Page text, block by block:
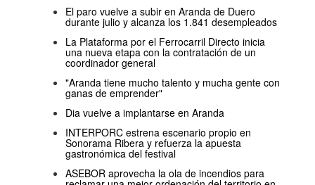
El paro vuelve a subir en Aranda de Duero
durante julio y alcanza los 1.841 desempleados
La Plataforma por el Ferrocarril Directo inicia
una nueva etapa con la contratación de un
coordinador general
"Aranda tiene mucho talento y mucha gente con
ganas de emprender"
Dia vuelve a implantarse en Aranda
INTERPORC estrena escenario propio en
Sonorama Ribera y refuerza la apuesta
gastronómica del festival
ASEBOR aprovecha la ola de incendios para